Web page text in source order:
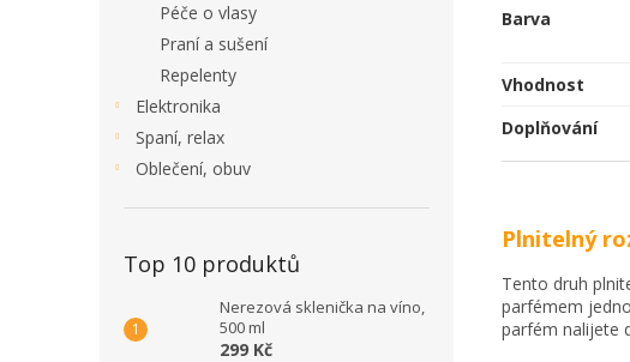
Péče o vlasy
Praní a sušení
Repelenty
Elektronika
Spaní, relax
Oblečení, obuv
Top 10 produktů
Nerezová sklenička na víno,
500 ml
299 Kč
Barva
Vhodnost
Doplňování
Plnitelný
Tento druh
parfémem
parfém nalijete